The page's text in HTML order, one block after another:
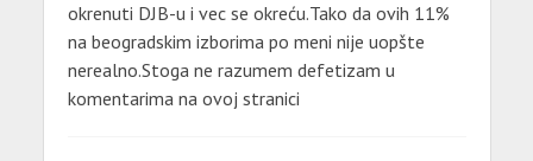
okrenuti DJB-u i vec se okreću.Tako da ovih 11%
na beogradskim izborima po meni nije uopšte
nerealno.Stoga ne razumem defetizam u
komentarima na ovoj stranici